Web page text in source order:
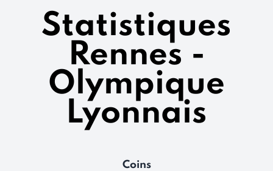
Statistiques
Rennes -
Olympique
Lyonnais
Coins